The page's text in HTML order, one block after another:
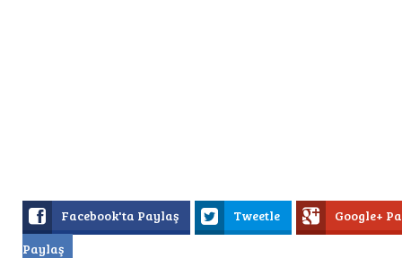
Facebook'ta Paylaş Tweetle
Google+
Paylaş